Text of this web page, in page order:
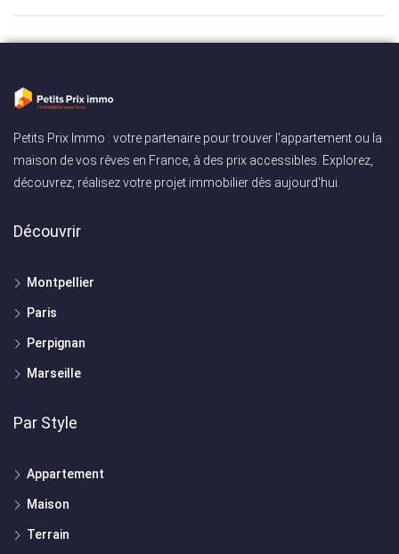
Petits Prix Immo : votre partenaire pour trouver l'appartement ou la
maison de vos rêves en France, à des prix accessibles. Explorez,
découvrez, réalisez votre projet immobilier dès aujourd'hui.
Découvrir
Montpellier
Paris
Perpignan
Marseille
Par Style
Appartement
Maison
Terrain